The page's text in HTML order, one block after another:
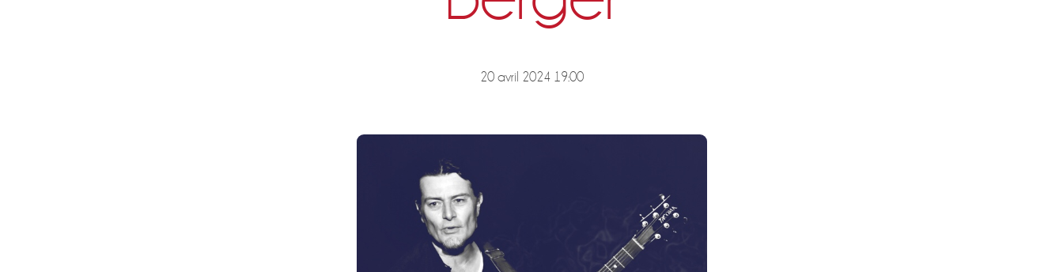
20 avril 2024 19:00